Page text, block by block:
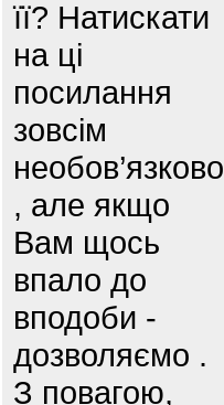
її? Натискати
на ці
посилання
зовсім
необов’язково
, але якщо
Вам щось
впало до
вподоби -
дозволяємо .
З повагою,